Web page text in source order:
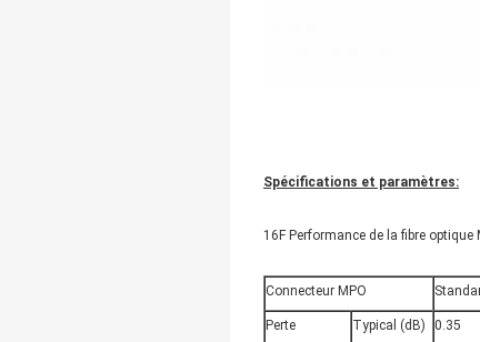
Spécifications et paramètres:
16F Performance de la fibre optique
Connecteur MPO
Perte
Typical (dB) 0.35